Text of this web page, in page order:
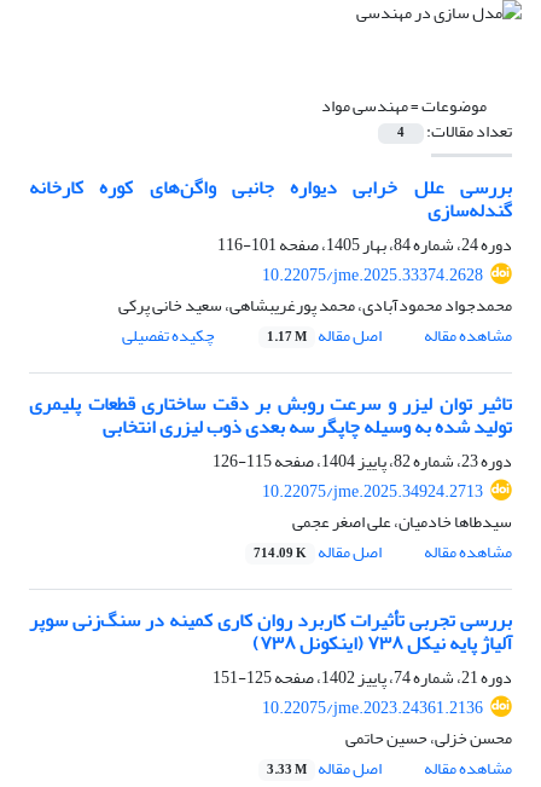
موضوعات =مهندسی مواد
تعداد مقالات: 4
بررسی علل خرابی دیواره جانبی واگن‌های کوره کارخانه
گندله‌سازی
دوره 24، شماره 84، بهار 1405، صفحه
101-116
10.22075/jme.2025.33374.2628
محمدجواد محمودآبادی، محمد پورغریبشاهی، سعید خانی پرکی
مشاهده مقاله
اصل مقاله 1.17 M چکیده تفصیلی
تاثیر توان لیزر و سرعت روبش بر دقت ساختاری قطعات پلیمری
تولید شده به وسیله چاپگر سه بعدی ذوب لیزری انتخابی
دوره 23، شماره 82، پاییز 1404، صفحه
115-126
10.22075/jme.2025.34924.2713
سیدطاها خادمیان، علی اصغر عجمی
مشاهده مقاله
اصل مقاله 714.09 K
بررسی تجربی تأثیرات کاربرد روان کاری کمینه در سنگ‌زنی سوپر
آلیاژ پایه نیکل ۷۳۸ (اینکونل ۷۳۸)
دوره 21، شماره 74، پاییز 1402، صفحه
125-151
10.22075/jme.2023.24361.2136
محسن خزلی، حسین حاتمی
مشاهده مقاله
اصل مقاله 3.33 M